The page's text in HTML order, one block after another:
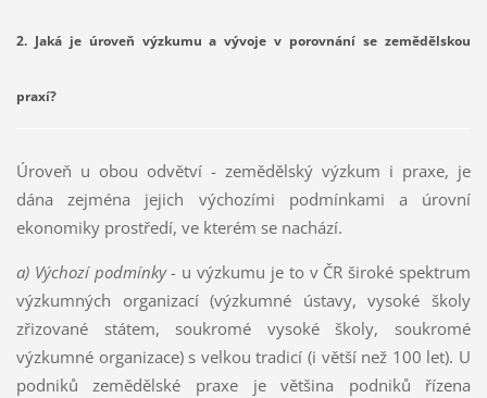
2. Jaká je úroveň výzkumu a vývoje v porovnání se zemědělskou
praxí?
Úroveň u obou odvětví - zemědělský výzkum i praxe, je
dána zejména jejich výchozími podmínkami a úrovní
ekonomiky prostředí, ve kterém se nachází.
a) Výchozí podmínky- u výzkumu je to v ČR široké spektrum
výzkumných organizací (výzkumné ústavy, vysoké školy
zřizované státem, soukromé vysoké školy, soukromé
výzkumné organizace) s velkou tradicí (i větší než 100 let). U
podniků zemědělské praxe je většina podniků řízena